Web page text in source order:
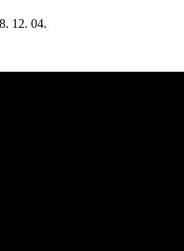
12. 04.